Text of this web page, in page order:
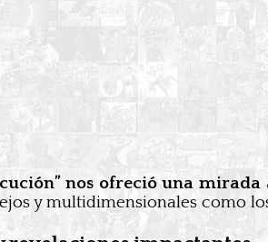
nos ofreció una
y multidimensionales como